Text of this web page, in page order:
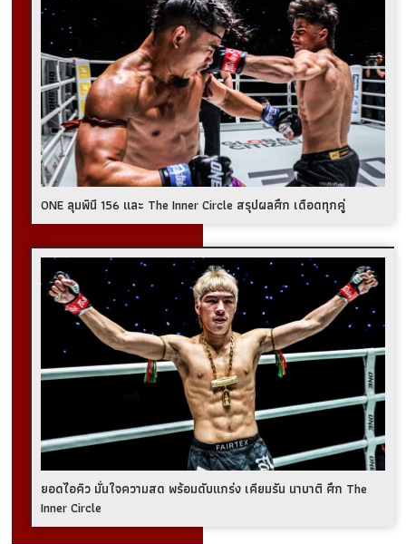
ONE ลุมพินี 156 และ The Inner Circle สรุปผลศึก เดือดทุกคู่
ยอดไอคิว มั่นใจความสด พร้อมดับแกร่ง เคียมรัน นาบาติ ศึก The
Inner Circle